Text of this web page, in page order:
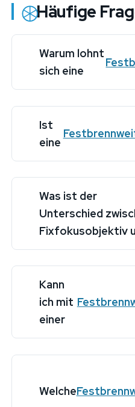
Häufige
Warum lohnt
sich eine
Ist
eine
Was ist der
Unterschied
Fixfokusobjektiv
Kann
ich mit
einer
Welche